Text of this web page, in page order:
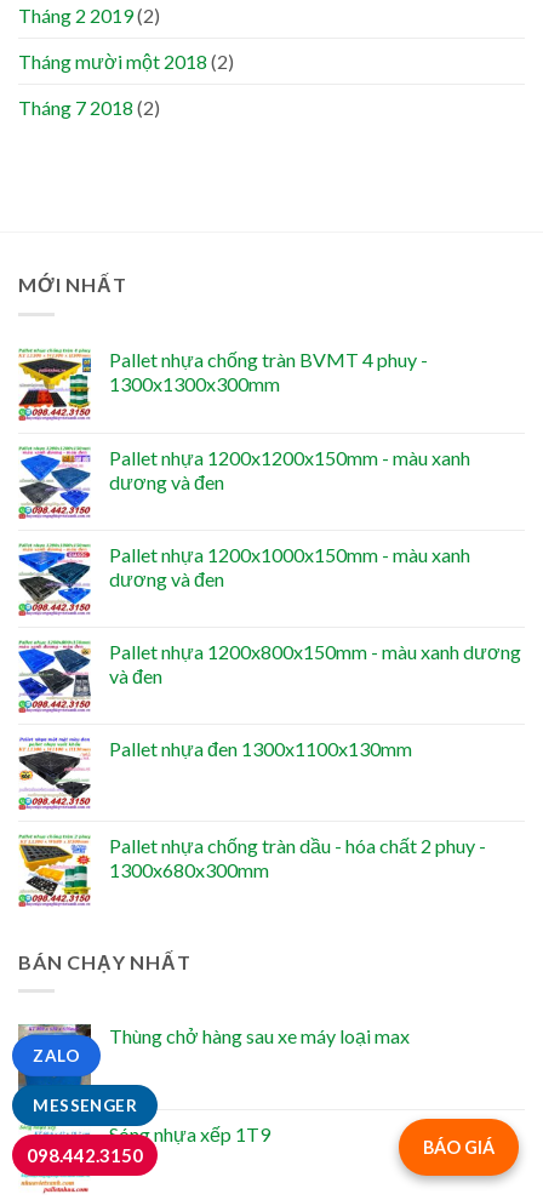
Tháng 2 2019(2)
Tháng mười một 2018 (2)
Tháng 7 2018 (2)
MỚI NHẤT
Pallet nhựa chống tràn BVMT 4 phuy -
1300x1300x300mm
Pallet nhựa 1200x1200x150mm - màu xanh
dương và đen
Pallet nhựa 1200x1000x150mm - màu xanh
dương và đen
Pallet nhựa 1200x800x150mm - màu xanh dương
và đen
Pallet nhựa đen 1300x1100x130mm
Pallet nhựa chống tràn dầu - hóa chất 2 phuy -
1300x680x300mm
BÁN CHẠY NHẤT
Thùng chở hàng sau xe máy loại max
Sóng nhựa xếp 1T9
BÁO GIÁ
MESSENGER
ZALO
098.442.3150